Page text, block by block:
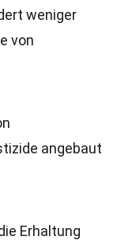
weniger
von
angebaut
Erhaltung